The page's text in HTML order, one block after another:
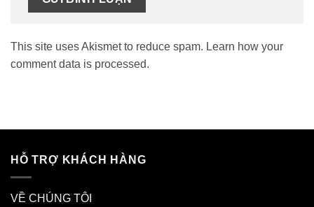
This site uses Akismet to reduce spam. Learn how your
comment data is processed.
HỖ TRỢ KHÁCH HÀNG
VỀ CHÚNG TÔI